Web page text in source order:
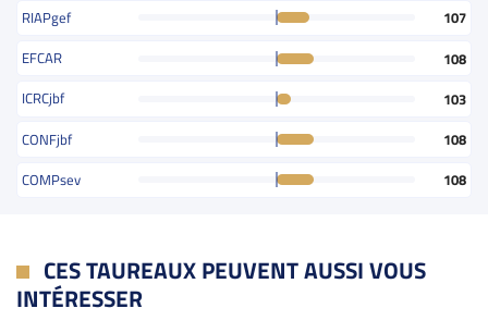
RIAPgef
107
EFCAR
108
ICRCjbf
103
CONFjbf
108
COMPsev
108
CES TAUREAUX PEUVENT AUSSI VOUS
INTÉRESSER